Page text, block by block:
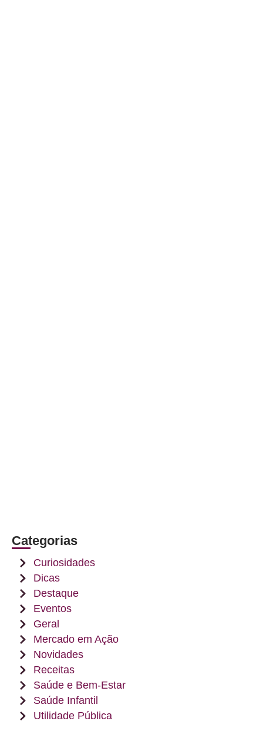
Categorias
Curiosidades
Dicas
Destaque
Eventos
Geral
Mercado em Ação
Novidades
Receitas
Saúde e Bem-Estar
Saúde Infantil
Utilidade Pública